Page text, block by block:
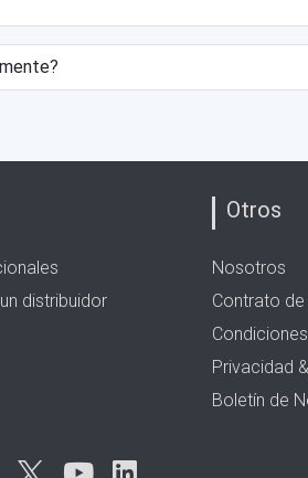
distribuidor
Otros
Nosotros
Contrato de
Privacidad
Boletín de